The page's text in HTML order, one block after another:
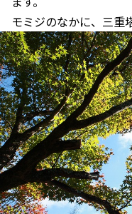
モミジのなかに、三重